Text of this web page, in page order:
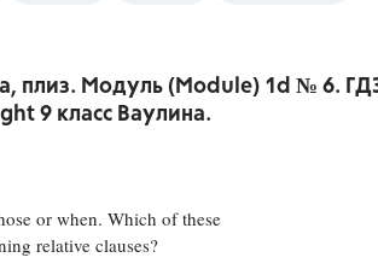
Школа
Учебники
Разумовская М.М.,
плиз. Модуль (Module) 1d № 6.
9 класс Ваулина.
or when. Which of these
relative clauses?